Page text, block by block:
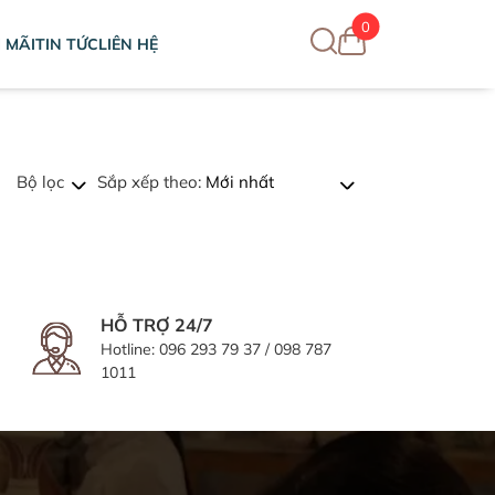
MÃITIN TỨCLIÊN HỆ
0
Bộ lọc Sắp xếp theo:
HỖ TRỢ 24/7
Hotline:096 293 79 37 /098 787
1011